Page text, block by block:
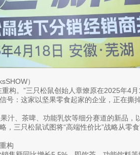
）
构。”三只松鼠创始人章燎原在2025年4
号：这家以坚果零食起家的企业，正在撕
汁、茶啤、功能乳饮等细分赛道的新品，
，三只松鼠试图将“高端性价比”战略从零
构